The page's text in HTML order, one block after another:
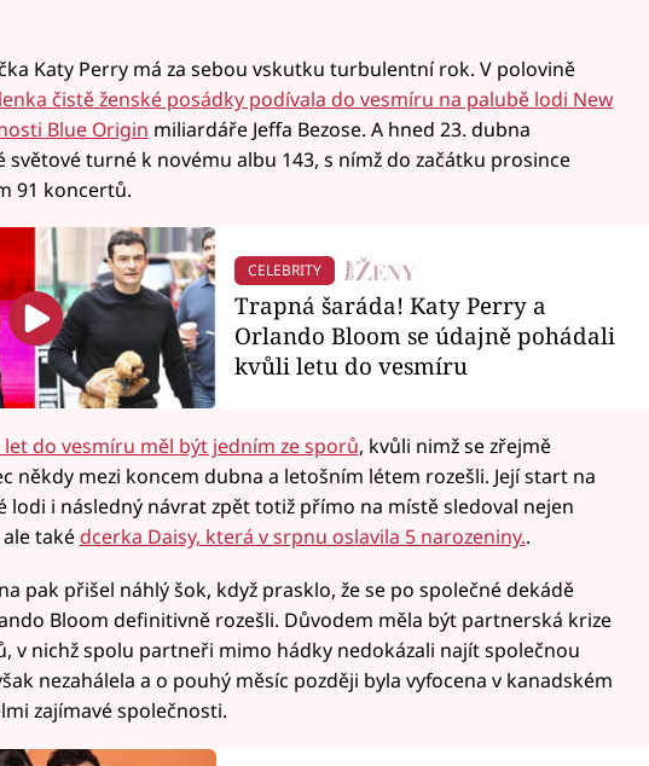
Katy Perry má za sebou vskutku turbulentní rok. V polovině
čistě ženské posádky podívala do vesmíru na palubě lodi New
Blue Origin miliardáře Jeffa Bezose. A hned 23. dubna
světové turné k novému albu 143, s nímž do začátku prosince
91 koncertů.
CELEBRITY
Trapná šaráda! Katy Perry a
Orlando Bloom se údajně pohádali
kvůli letu do vesmíru
let do vesmíru měl být jedním ze sporů, kvůli nimž se zřejmě
někdy mezi koncem dubna a letošním létem rozešli. Její start na
lodi i následný návrat zpět totiž přímo na místě sledoval nejen
také dcerka Daisy, která v srpnu oslavila 5 narozeniny..
pak přišel náhlý šok, když prasklo, že se po společné dekádě
Bloom definitivně rozešli. Důvodem měla být partnerská krize
v nichž spolu partneři mimo hádky nedokázali najít společnou
nezahálela a o pouhý měsíc později byla vyfocena v kanadském
zajímavé společnosti.